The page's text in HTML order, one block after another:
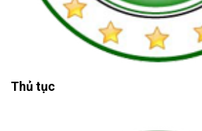
Thủ tục